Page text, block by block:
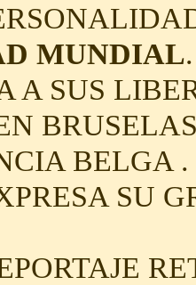
MUNDIAL
A SUS
BELGA .
SU